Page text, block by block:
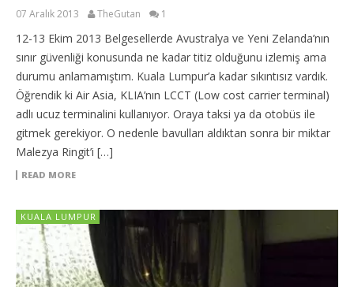
07 Aralık 2013 TheGutan 1
12-13 Ekim 2013 Belgesellerde Avustralya ve Yeni Zelanda’nın
sınır güvenliği konusunda ne kadar titiz olduğunu izlemiş ama
durumu anlamamıştım. Kuala Lumpur’a kadar sıkıntısız vardık.
Öğrendik ki Air Asia, KLIA’nın LCCT (Low cost carrier terminal)
adlı ucuz terminalini kullanıyor. Oraya taksi ya da otobüs ile
gitmek gerekiyor. O nedenle bavulları aldıktan sonra bir miktar
Malezya Ringit’i […]
READ MORE
KUALA LUMPUR